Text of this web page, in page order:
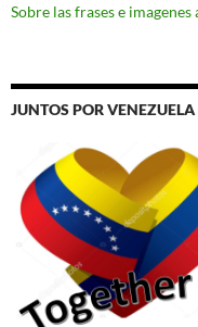
Sobre las frases e imagenes
JUNTOS POR VENEZUELA